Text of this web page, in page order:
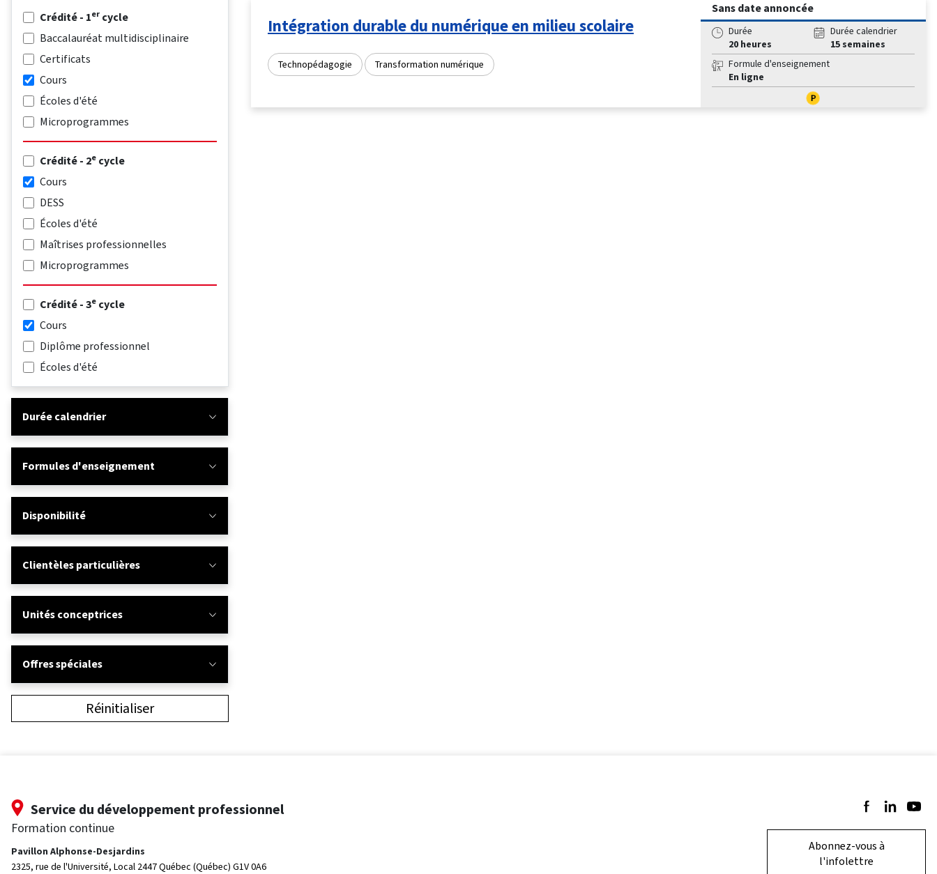
Crédité - 1er cycle
Baccalauréat multidisciplinaire
Certificats
Cours
Écoles d'été
Microprogrammes
Crédité - 2e cycle
Cours
DESS
Écoles d'été
Maîtrises professionnelles
Microprogrammes
Crédité - 3e cycle
Cours
Diplôme professionnel
Écoles d'été
Durée calendrier
Formules d'enseignement
Disponibilité
Clientèles particulières
Unités conceptrices
Offres spéciales
Réinitialiser
Intégration durable du numérique en milieu scolaire
Technopédagogie Transformation numérique
Sans date annoncée
Durée
20 heures
Durée calendrier
15 semaines
Formule d'enseignement
En ligne
Service du développement professionnel
Formation continue
Pavillon Alphonse-Desjardins
2325, rue de l'Université, Local 2447Québec (Québec) G1V 0A6
Suivez-nous sur
Suivez-
Abonnez-vous à
l'infolettre